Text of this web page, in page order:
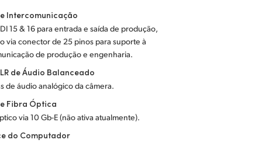
Intercomunicação
15 & 16 para entrada e saída de produção,
via conector de 25 pinos para suporte à
de produção e engenharia.
de Áudio Balanceado
de áudio analógico da câmera.
Fibra Óptica
via 10 Gb-E (não ativa atualmente).
do Computador